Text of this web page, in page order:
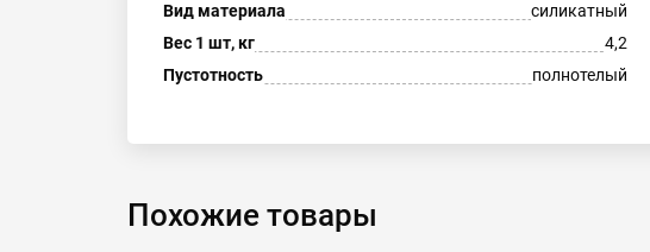
Вид материала
силикатный
Вес 1 шт, кг
4,2
Пустотность
полнотелый
Похожие товары